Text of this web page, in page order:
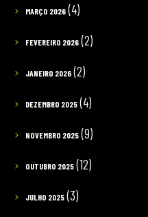
MARÇO 2026(4)
FEVEREIRO 2026(2)
JANEIRO 2026(2)
DEZEMBRO 2025(4)
NOVEMBRO 2025(9)
OUTUBRO 2025(12)
JULHO 2025(3)